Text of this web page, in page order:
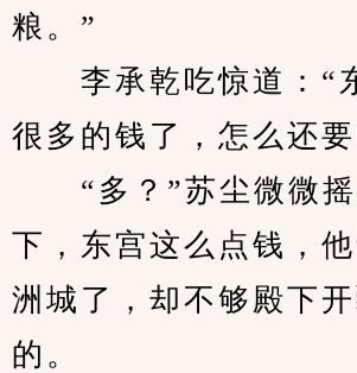
粮。”
李承乾吃惊道：“
很多的钱了，怎么还
“多？”苏尘微微摇
下，东宫这么点钱，
洲城了，却不够殿下
的。